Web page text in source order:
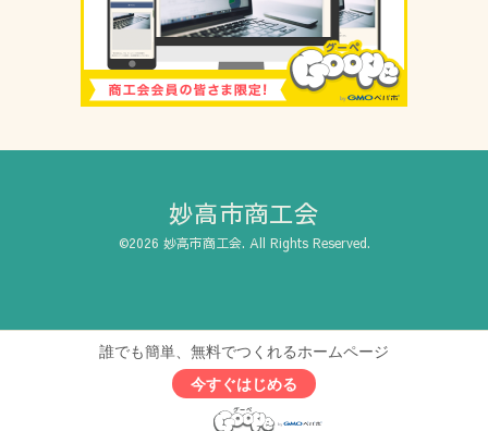
妙高市商工会
©2026 妙高市商工会. All Rights Reserved.
誰でも簡単、無料でつくれるホームページ
今すぐはじめる